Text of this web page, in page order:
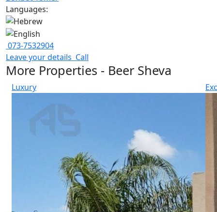
Languages:
073-7532904
Leave your details Call
More Properties - Beer Sheva
Luxury